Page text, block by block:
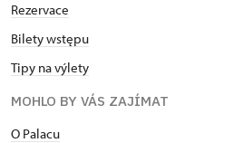
Rezervace
Bilety wstępu
Tipy na výlety
MOHLO BY VÁS ZAJÍMAT
O Palacu